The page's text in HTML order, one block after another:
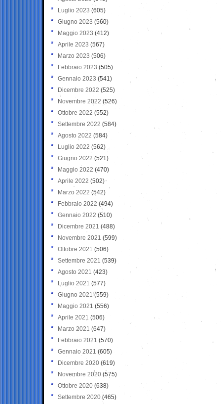
Luglio 2023 (605)
Giugno 2023 (560)
Maggio 2023 (412)
Aprile 2023 (567)
Marzo 2023 (506)
Febbraio 2023 (505)
Gennaio 2023 (541)
Dicembre 2022 (525)
Novembre 2022 (526)
Ottobre 2022 (552)
Settembre 2022 (584)
Agosto 2022 (584)
Luglio 2022 (562)
Giugno 2022 (521)
Maggio 2022 (470)
Aprile 2022 (502)
Marzo 2022 (542)
Febbraio 2022 (494)
Gennaio 2022 (510)
Dicembre 2021 (488)
Novembre 2021 (599)
Ottobre 2021 (506)
Settembre 2021 (539)
Agosto 2021 (423)
Luglio 2021 (577)
Giugno 2021(559)
Maggio 2021 (556)
Aprile 2021 (506)
Marzo 2021 (647)
Febbraio 2021 (570)
Gennaio 2021 (605)
Dicembre 2020 (619)
Novembre 2020 (575)
Ottobre 2020 (638)
Settembre 2020(465)